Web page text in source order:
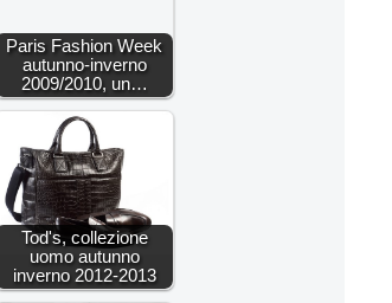
Paris Fashion Week
autunno-inverno
2009/2010, un…
Tod's, collezione
uomo autunno
inverno 2012-2013